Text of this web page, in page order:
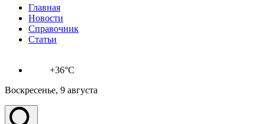
Главная
Новости
Справочник
Статьи
+36°C
Воскресенье, 9 августа